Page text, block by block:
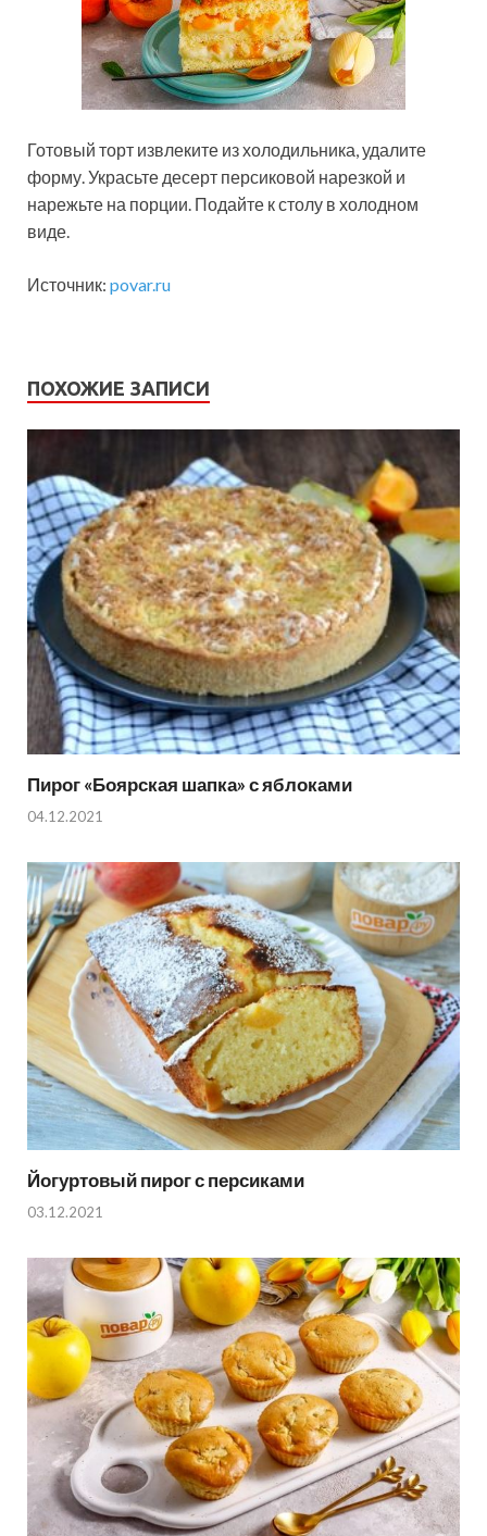
Готовый торт извлеките из холодильника, удалите
форму. Украсьте десерт персиковой нарезкой и
нарежьте на порции. Подайте к столу в холодном
виде.
Источник: povar.ru
ПОХОЖИЕ ЗАПИСИ
Пирог «Боярская шапка» с яблоками
04.12.2021
Йогуртовый пирог с персиками
03.12.2021